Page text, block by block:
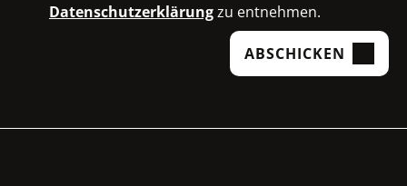
Datenschutzerklärungzu entnehmen.
ABSCHICKEN